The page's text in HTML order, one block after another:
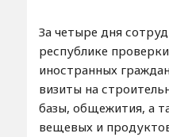
За четыре дня
республике
иностранных
визиты на
базы, общежития, а
вещевых и